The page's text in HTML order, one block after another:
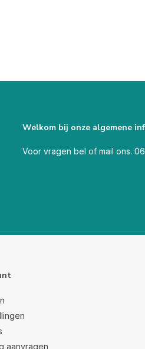
Welkom bij onze algemene
Voor vragen bel of mail ons.
aanvragen